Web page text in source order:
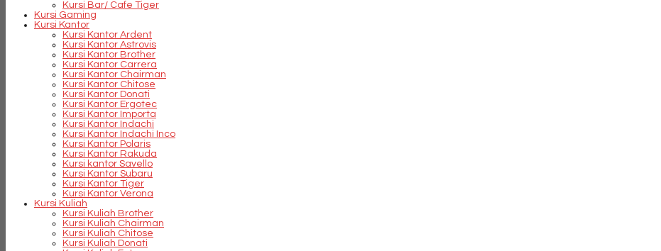
Kursi Bar/ Cafe Tiger
Kursi Gaming
Kursi Kantor
Kursi Kantor Ardent
Kursi Kantor Astrovis
Kursi Kantor Brother
Kursi Kantor Carrera
Kursi Kantor Chairman
Kursi Kantor Chitose
Kursi Kantor Donati
Kursi Kantor Ergotec
Kursi Kantor Importa
Kursi Kantor Indachi
Kursi Kantor Indachi Inco
Kursi Kantor Polaris
Kursi Kantor Rakuda
Kursi kantor Savello
Kursi Kantor Subaru
Kursi Kantor Tiger
Kursi Kantor Verona
Kursi Kuliah
Kursi Kuliah Brother
Kursi Kuliah Chairman
Kursi Kuliah Chitose
Kursi Kuliah Donati